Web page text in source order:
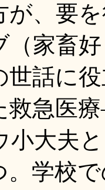
が、要
（家畜
世話に
救急医
小大夫
。学校